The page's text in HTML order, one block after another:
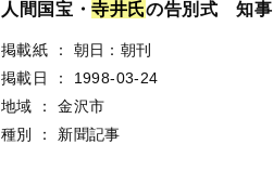
人間国宝・寺井氏の告別式 知事
掲載紙 ：
朝日：朝刊
掲載日
：
1998-03-24
地域
：
金沢市
種別
： 新聞記事